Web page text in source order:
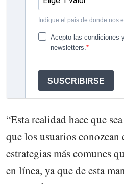
“Esta realidad hace que
que los usuarios conozcan
estrategias más comunes
en línea, ya que de esta